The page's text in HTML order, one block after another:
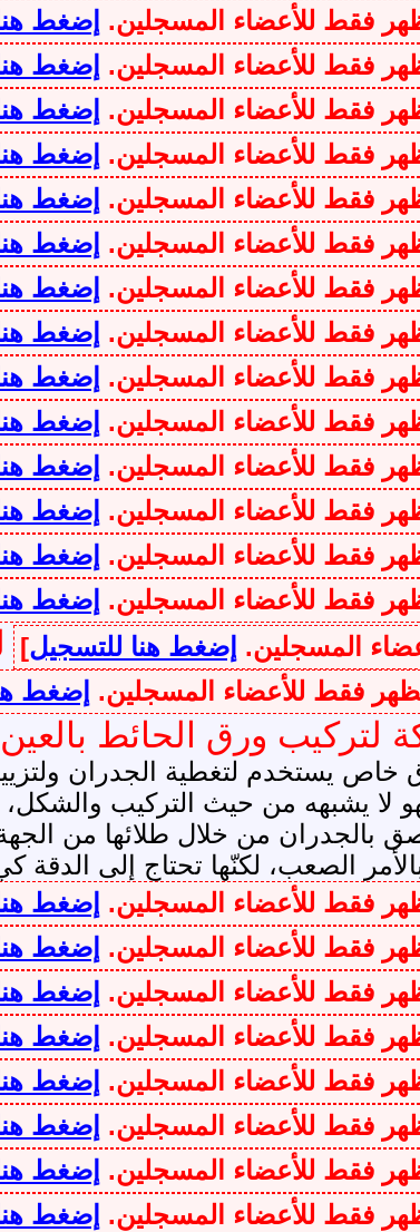
فقط للأعضاء المسجلين. إضغط
فقط للأعضاء المسجلين. إضغط
فقط للأعضاء المسجلين. إضغط
فقط للأعضاء المسجلين. إضغط
فقط للأعضاء المسجلين. إضغط
فقط للأعضاء المسجلين. إضغط
فقط للأعضاء المسجلين. إضغط
فقط للأعضاء المسجلين. إضغط
فقط للأعضاء المسجلين. إضغط
فقط للأعضاء المسجلين. إضغط
فقط للأعضاء المسجلين. إضغط
فقط للأعضاء المسجلين. إضغط
فقط للأعضاء المسجلين. إضغط
فقط للأعضاء المسجلين. إضغط
المسجلين. إضغط هنا للتسجيل]
فقط للأعضاء المسجلين. إضغط
بالعين مع0547735525
يستخدم لتغطية الجدران
لا يشبهه من حيث التركيب
بالجدران من خلال طلائها من الجهة
الصعب، لكنّها تحتاج إلى الدقة
فقط للأعضاء المسجلين. إضغط
فقط للأعضاء المسجلين. إضغط
فقط للأعضاء المسجلين. إضغط
فقط للأعضاء المسجلين. إضغط
فقط للأعضاء المسجلين. إضغط
فقط للأعضاء المسجلين. إضغط
فقط للأعضاء المسجلين. إضغط
فقط للأعضاء المسجلين. إضغط